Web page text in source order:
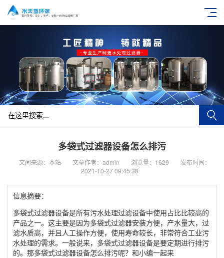
多袋式过滤器设备怎么排污
文间来源：本站 文章作者：admin 浏览量：1629
发布时间：
2021-10-27 09:45:38
信息摘要：
多袋式过滤器设备是所有污水处理过滤设备中使用占比比较高的
产品之一。这主要是因为多袋式过滤器安装方便，产水量大，过
滤水质高，并且人工操作方便，使用寿命较长，非常符合工业污
水处理的需求。一般说来，多袋式过滤器设备是要定期进行排污
的。那多袋式过滤器设备怎么排污呢？和小编一起来